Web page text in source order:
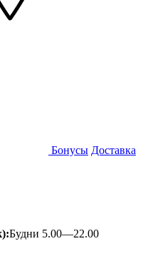
Бонусы Доставка
Будни 5.00—22.00